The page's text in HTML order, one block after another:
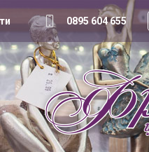
0895 604 655